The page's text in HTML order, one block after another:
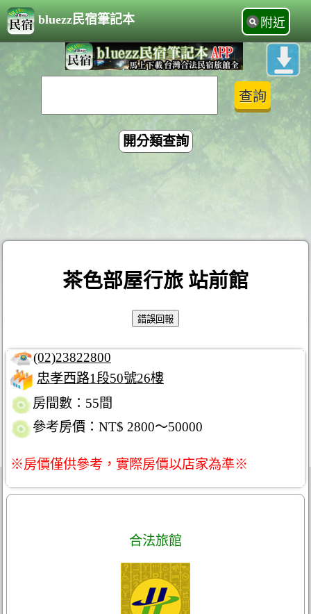
bluezz民宿筆記本 附近
開分類查詢
茶色部屋行旅 站前館
(02)23822800
忠孝西路1段50號26樓
房間數：55間
參考房價：NT$ 2800～50000
※房價僅供參考，實際房價以店家為準※
合法旅館